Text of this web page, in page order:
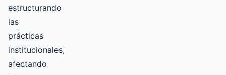
estructurando
las
prácticas
institucionales,
afectando